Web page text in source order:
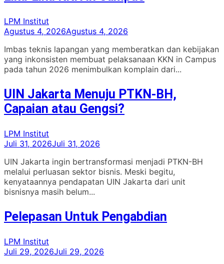
LPM Institut
Agustus 4, 2026Agustus 4, 2026
Imbas teknis lapangan yang memberatkan dan kebijakan
yang inkonsisten membuat pelaksanaan KKN in Campus
pada tahun 2026 menimbulkan komplain dari...
UIN Jakarta Menuju PTKN-BH,
Capaian atau Gengsi?
LPM Institut
Juli 31, 2026Juli 31, 2026
UIN Jakarta ingin bertransformasi menjadi PTKN-BH
melalui perluasan sektor bisnis. Meski begitu,
kenyataannya pendapatan UIN Jakarta dari unit
bisnisnya masih belum...
Pelepasan Untuk Pengabdian
LPM Institut
Juli 29, 2026Juli 29, 2026